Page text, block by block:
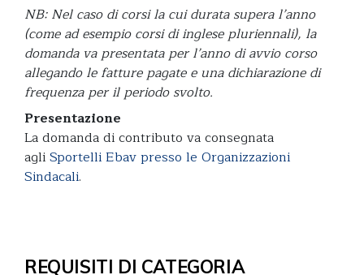
NB: Nel caso di corsi la cui durata supera l’anno
(come ad esempio corsi di inglese pluriennali), la
domanda va presentata per l’anno di avvio corso
allegando le fatture pagate e una dichiarazione di
frequenza per il periodo svolto.
Presentazione
La domanda di contributo va consegnata
agliSportelli Ebav presso le Organizzazioni
Sindacali.
REQUISITI DI CATEGORIA